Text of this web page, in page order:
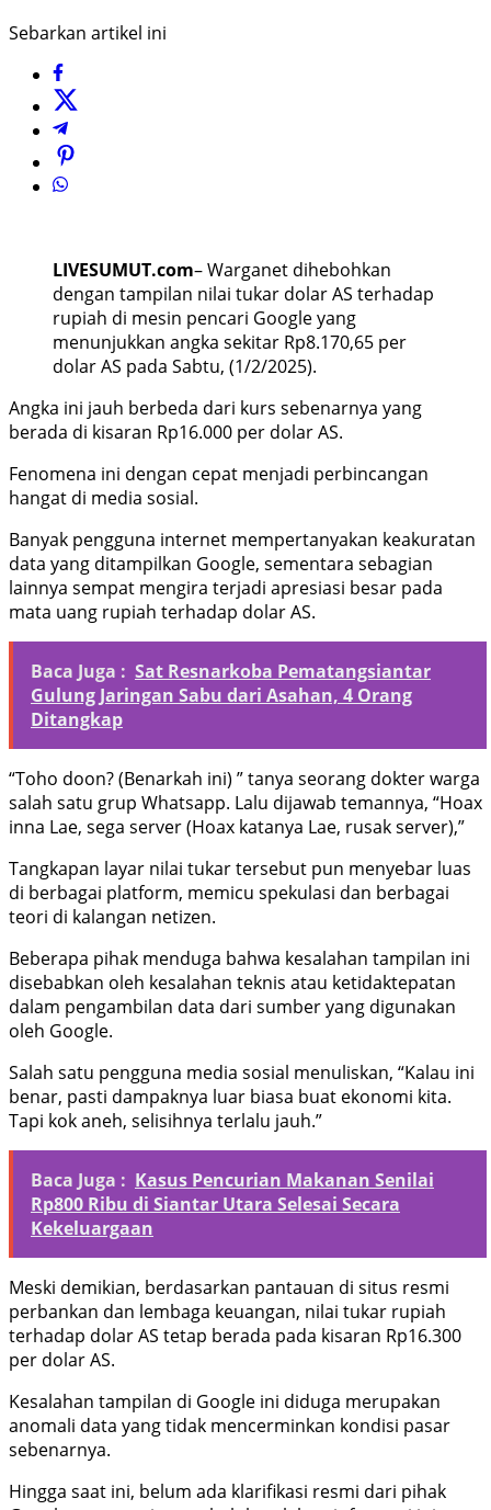
Sebarkan artikel ini
LIVESUMUT.com– Warganet dihebohkan
dengan tampilan nilai tukar dolar AS terhadap
rupiah di mesin pencari Google yang
menunjukkan angka sekitar Rp8.170,65 per
dolar AS pada Sabtu, (1/2/2025).
Angka ini jauh berbeda dari kurs sebenarnya yang
berada di kisaran Rp16.000 per dolar AS.
Fenomena ini dengan cepat menjadi perbincangan
hangat di media sosial.
Banyak pengguna internet mempertanyakan keakuratan
data yang ditampilkan Google, sementara sebagian
lainnya sempat mengira terjadi apresiasi besar pada
mata uang rupiah terhadap dolar AS.
Baca Juga : Sat Resnarkoba Pematangsiantar
Gulung Jaringan Sabu dari Asahan, 4 Orang
Ditangkap
“Toho doon? (Benarkah ini) ” tanya seorang dokter warga
salah satu grup Whatsapp. Lalu dijawab temannya, “Hoax
inna Lae, sega server (Hoax katanya Lae, rusak server),”
Tangkapan layar nilai tukar tersebut pun menyebar luas
di berbagai platform, memicu spekulasi dan berbagai
teori di kalangan netizen.
Beberapa pihak menduga bahwa kesalahan tampilan ini
disebabkan oleh kesalahan teknis atau ketidaktepatan
dalam pengambilan data dari sumber yang digunakan
oleh Google.
Salah satu pengguna media sosial menuliskan, “Kalau ini
benar, pasti dampaknya luar biasa buat ekonomi kita.
Tapi kok aneh, selisihnya terlalu jauh.”
Baca Juga : Kasus Pencurian Makanan Senilai
Rp800 Ribu di Siantar Utara Selesai Secara
Kekeluargaan
Meski demikian, berdasarkan pantauan di situs resmi
perbankan dan lembaga keuangan, nilai tukar rupiah
terhadap dolar AS tetap berada pada kisaran Rp16.300
per dolar AS.
Kesalahan tampilan di Google ini diduga merupakan
anomali data yang tidak mencerminkan kondisi pasar
sebenarnya.
Hingga saat ini, belum ada klarifikasi resmi dari pihak